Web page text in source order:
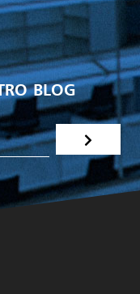
BLOG